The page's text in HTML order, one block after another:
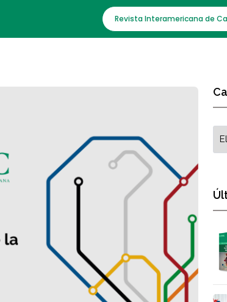
Revista Interamericana de